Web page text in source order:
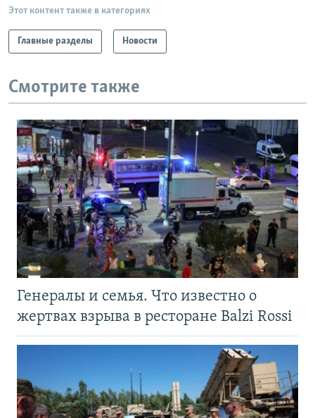
Этот контент также в категориях
Главные разделы Новости
Смотрите также
Генералы и семья. Что известно о
жертвах взрыва в ресторане Balzi Rossi